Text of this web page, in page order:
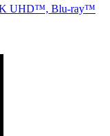
UHD™, Blu-ray™